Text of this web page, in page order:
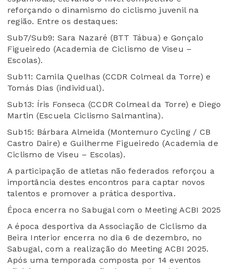
reforçando o dinamismo do ciclismo juvenil na
região. Entre os destaques:
Sub7/Sub9: Sara Nazaré (BTT Tábua) e Gonçalo
Figueiredo (Academia de Ciclismo de Viseu –
Escolas).
Sub11: Camila Quelhas (CCDR Colmeal da Torre) e
Tomás Dias (individual).
Sub13: Íris Fonseca (CCDR Colmeal da Torre) e Diego
Martin (Escuela Ciclismo Salmantina).
Sub15: Bárbara Almeida (Montemuro Cycling / CB
Castro Daire) e Guilherme Figueiredo (Academia de
Ciclismo de Viseu – Escolas).
A participação de atletas não federados reforçou a
importância destes encontros para captar novos
talentos e promover a prática desportiva.
Época encerra no Sabugal com o Meeting ACBI 2025
A época desportiva da Associação de Ciclismo da
Beira Interior encerra no dia 6 de dezembro, no
Sabugal, com a realização do Meeting ACBI 2025.
Após uma temporada composta por 14 eventos